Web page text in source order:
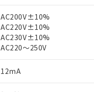
AC200V±10%
AC220V±10%
AC230V±10%
AC220～250V
12mAご利用条件
※1 対応状況
対応済み：EU RoHS
対応予定：EU RoHS指
対応予定なし：EU
調査・確認中：EU
※1 中国RoHS○×表